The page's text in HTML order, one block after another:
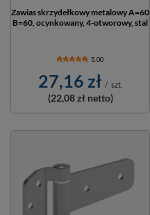
Zawias skrzydełkowy metalowy A=60
B=60, ocynkowany, 4-otworowy, stal
5.00
27,16 zł / szt.
(22,08 zł netto)